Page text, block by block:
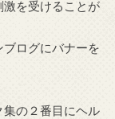
激を受けることが
ログにバナーを
集の２番目にヘル